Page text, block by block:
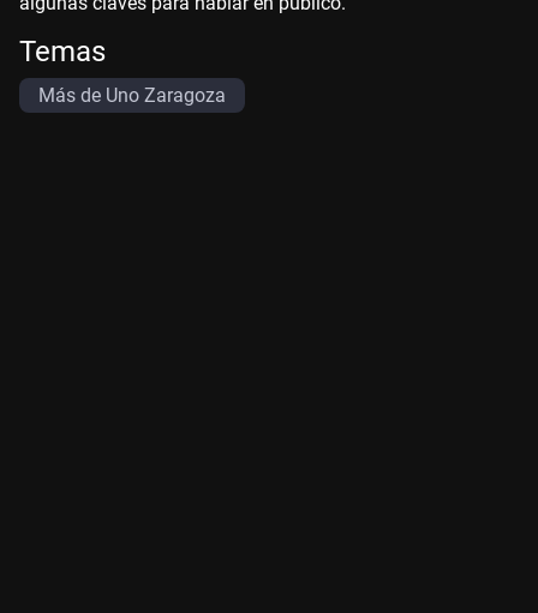
Temas
Más de Uno Zaragoza